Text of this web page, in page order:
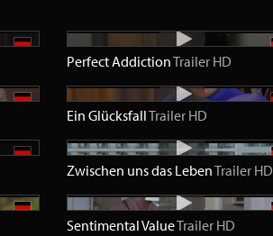
Perfect AddictionTrailer HD
Ein GlücksfallTrailer HD
Zwischen uns das LebenTrailer HD
Sentimental ValueTrailer HD